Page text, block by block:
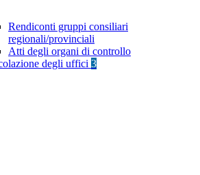
Rendiconti gruppi consiliari
regionali/provinciali
Atti degli organi di controllo
degli uffici 3